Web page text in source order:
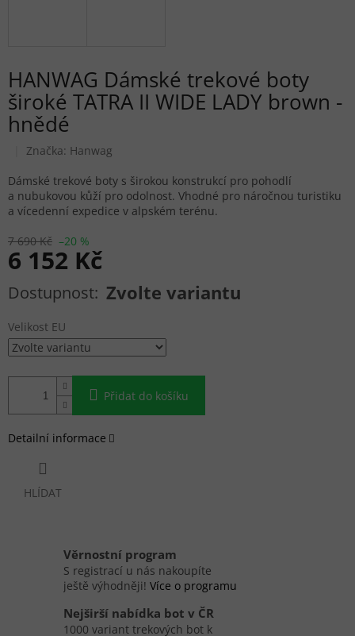
HANWAG Dámské trekové boty
široké TATRA II WIDE LADY brown -
hnědé
Značka: Hanwag
7 690 Kč –20 %
6 152 Kč
Měrná cena: Zvolte variantu
Velikost EU
Přidat do košíku
Dámské trekové boty s širokou konstrukcí pro pohodlí
a nubukovou kůží pro odolnost. Vhodné pro náročnou turistiku
a vícedenní expedice v alpském terénu.
Detailní informace
HLÍDAT
Věrnostní program
S registrací u nás nakoupíte
ještě výhodněji! Více o programu
Nejširší nabídka bot v ČR
1000 variant trekových bot k